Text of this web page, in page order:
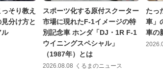
そり教え
分け方と
ル
スポーツ化する原付スクーター
市場に現れたF-1イメージの特
別記念車 ホンダ「DJ・1R F-1
ウイニングスペシャル」
（1987年）とは
2026.08.08 くるまのニュース
たっ
車」
車の